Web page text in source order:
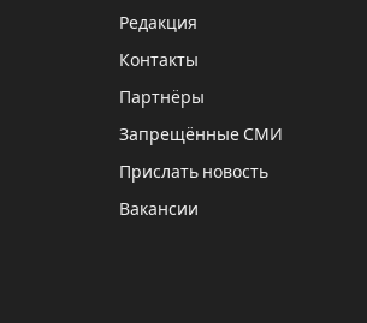
Редакция
Контакты
Партнёры
Запрещённые СМИ
Прислать новость
Вакансии